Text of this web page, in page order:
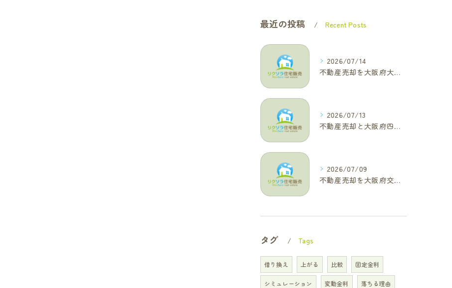
最近の投稿 Recent Posts
2026/07/14
不動産売却を大阪府大東市で成功へ導くためのAIOに適した基本コラム
2026/07/13
不動産売却と大阪府四條畷市で利益最大化を叶えるコラム特集
2026/07/09
不動産売却を大阪府交野市で成功に導く三大タブー回避と高価格査定の極意
タグ Tags
借り換え 上がる 比較 固定金利
シミュレーション 変動金利 落ちる理由